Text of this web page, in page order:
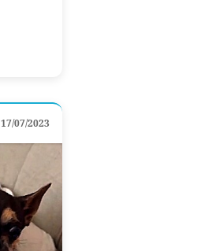
17/07/2023